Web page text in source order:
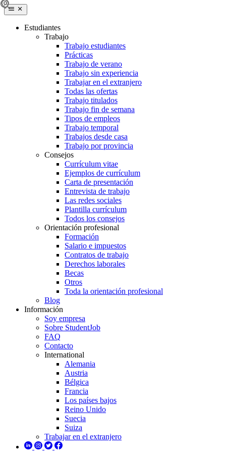
Estudiantes
Trabajo
Trabajo estudiantes
Prácticas
Trabajo de verano
Trabajo sin experiencia
Trabajar en el extranjero
Todas las ofertas
Trabajo titulados
Trabajo fin de semana
Tipos de empleos
Trabajo temporal
Trabajos desde casa
Trabajo por provincia
Consejos
Currículum vitae
Ejemplos de currículum
Carta de presentación
Entrevista de trabajo
Las redes sociales
Plantilla currículum
Todos los consejos
Orientación profesional
Formación
Salario e impuestos
Contratos de trabajo
Derechos laborales
Becas
Otros
Toda la orientación profesional
Blog
Información
Soy empresa
Sobre StudentJob
FAQ
Contacto
International
Alemania
Austria
Bélgica
Francia
Los países bajos
Reino Unido
Suecia
Suiza
Trabajar en el extranjero